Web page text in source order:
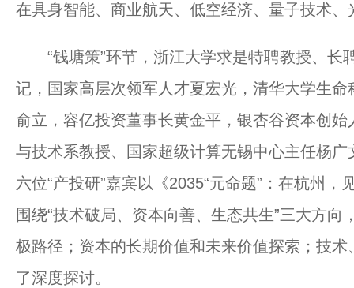
在具身智能、商业航天、低空经济、量子技术
“钱塘策”环节，浙江大学求是特聘教授、长
记，国家高层次领军人才夏宏光，清华大学生
俞立，容亿投资董事长黄金平，银杏谷资本创
与技术系教授、国家超级计算无锡中心主任杨
六位“产投研”嘉宾以《2035“元命题”：在杭州
围绕“技术破局、资本向善、生态共生”三大方
极路径；资本的长期价值和未来价值探索；技
了深度探讨。